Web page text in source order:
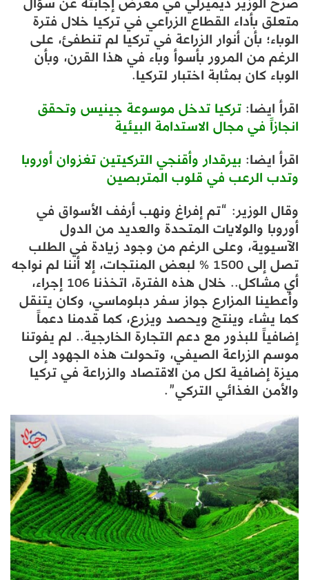
متعلق بأداء القطاع الزراعي في تركيا خلال فترة
الوباء؛ بأن أنوار الزراعة في تركيا لم تنطفئ، على
الرغم من المرور بأسوأ وباء في هذا القرن، وبأن
الوباء كان بمثابة اختبار لتركيا.
اقرأ ايضا:تركيا تدخل موسوعة جينيس وتحقق
انجازاً في مجال الاستدامة البيئية
اقرأ ايضا: بيرقدار وأقنجي التركيتين تغزوان أوروبا
وتدب الرعب في قلوب المتربصين
وقال الوزير: “تم إفراغ ونهب أرفف الأسواق في
أوروبا والولايات المتحدة والعديد من الدول
الآسيوية، وعلى الرغم من وجود زيادة في الطلب
تصل إلى 1500 % لبعض المنتجات، إلا أننا لم نواجه
أي مشاكل.. خلال هذه الفترة، اتخذنا 106 إجراء،
وأعطينا المزارع جواز سفر دبلوماسي، وكان يتنقل
كما يشاء وينتج ويحصد ويزرع، كما قدمنا ​​دعماً
إضافياً للبذور مع دعم التجارة الخارجية.. لم يفوتنا
موسم الزراعة الصيفي، وتحولت هذه الجهود إلى
ميزة إضافية لكل من الاقتصاد والزراعة في تركيا
والأمن الغذائي التركي”.